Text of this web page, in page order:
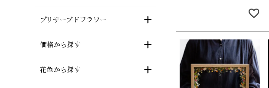
プリザーブドフラワー
価格から探す
花色から探す